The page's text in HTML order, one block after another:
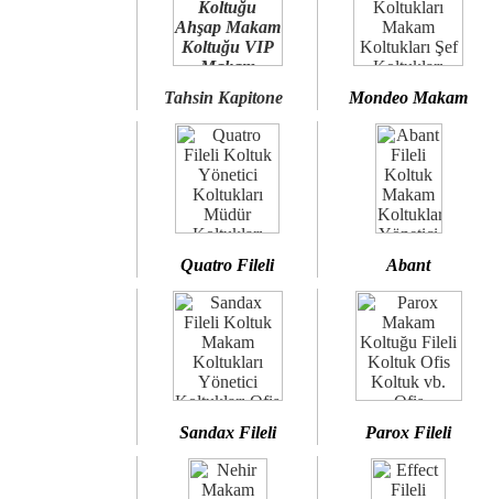
Tahsin Kapitone Mondeo Makam
Quatro Fileli Abant
Sandax Fileli Parox Fileli